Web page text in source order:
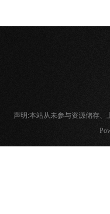
声明:本站从未参与资源储存、